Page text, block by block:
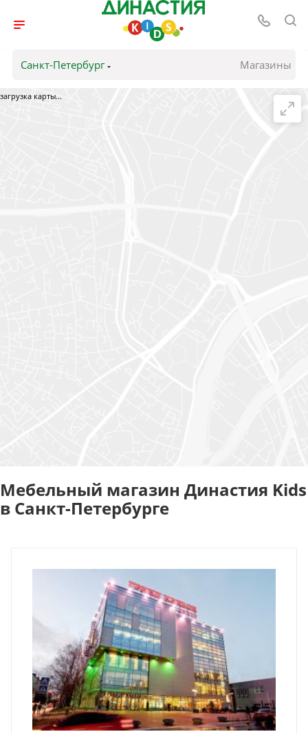
Санкт-Петербург Магазины
загрузка карты...
Мебельный магазин Династия Kids
в Санкт-Петербурге